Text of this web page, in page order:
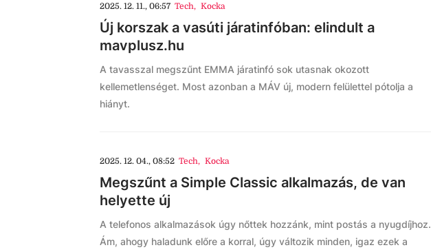
2025. 12. 11., 06:57 Tech, Kocka
Új korszak a vasúti járatinfóban: elindult a
mavplusz.hu
A tavasszal megszűnt EMMA járatinfó sok utasnak okozott
kellemetlenséget. Most azonban a MÁV új, modern felülettel pótolja a
hiányt.
2025. 12. 04., 08:52 Tech, Kocka
Megszűnt a Simple Classic alkalmazás, de van
helyette új
A telefonos alkalmazások úgy nőttek hozzánk, mint postás a nyugdíjhoz.
Ám, ahogy haladunk előre a korral, úgy változik minden, igaz ezek a